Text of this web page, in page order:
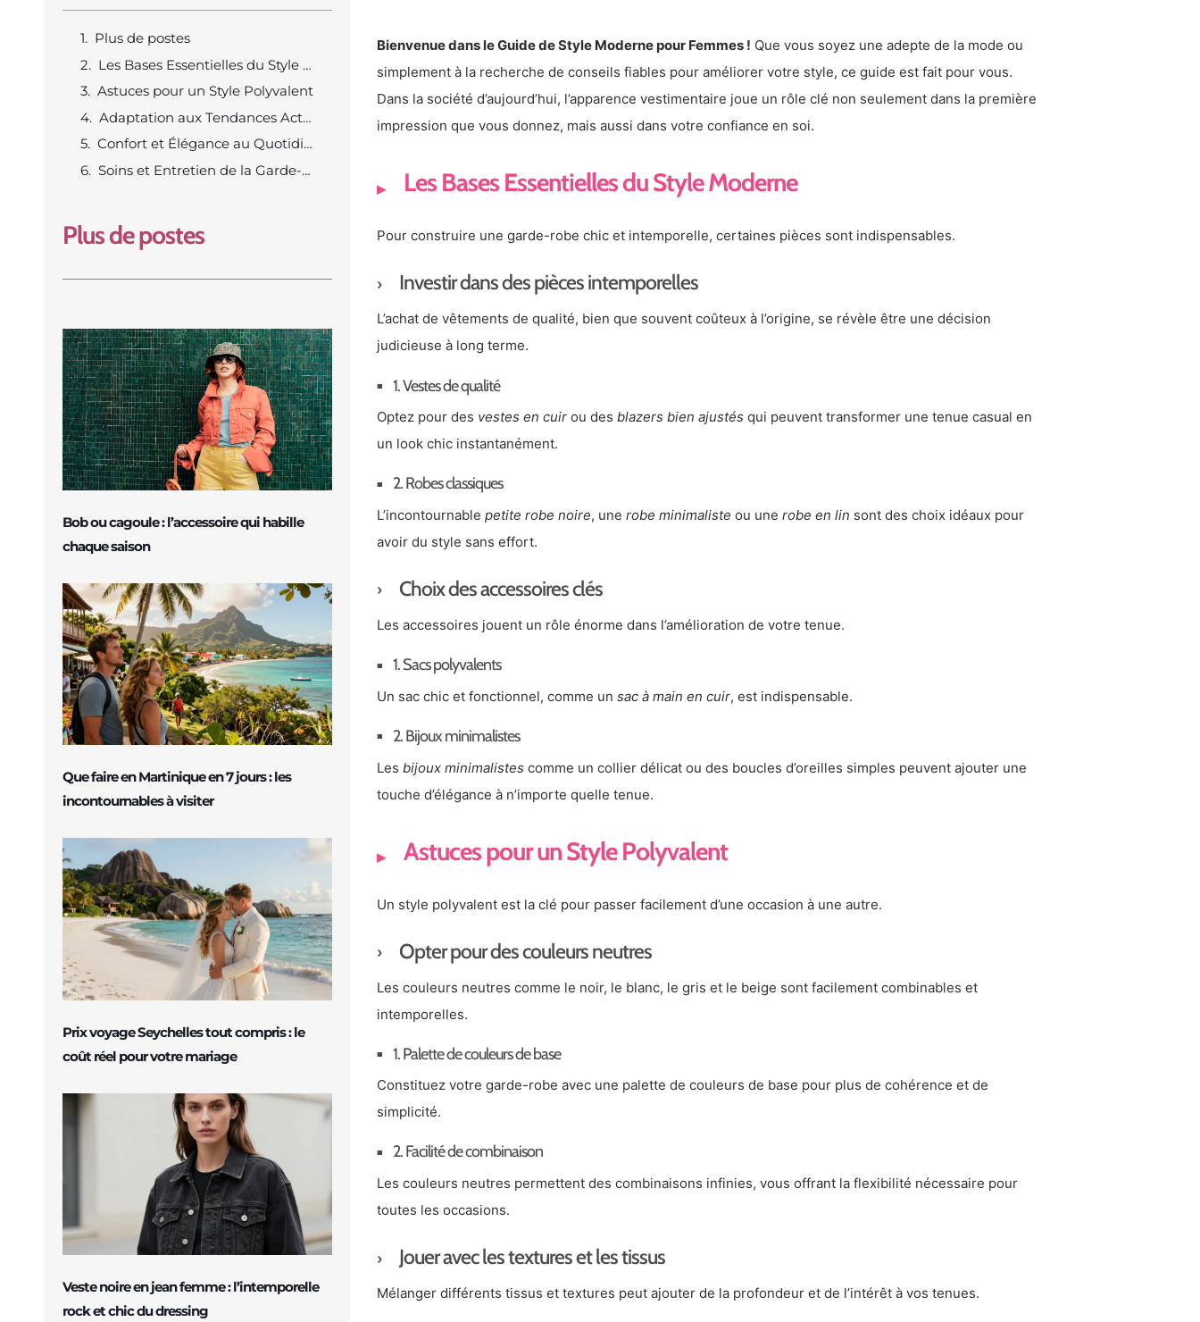
Plus de postes
Les Bases Essentielles du Style Moderne
Astuces pour un Style Polyvalent
Adaptation aux Tendances Actuelles
Confort et Élégance au Quotidien
Soins et Entretien de la Garde-Robe
Plus de postes
Bob ou cagoule : l’accessoire qui habille
chaque saison
Que faire en Martinique en 7 jours : les
incontournables à visiter
Prix voyage Seychelles tout compris : le
coût réel pour votre mariage
Veste noire en jean femme : l’intemporelle
rock et chic du dressing
Bienvenue dans le Guide de Style Moderne pour Femmes ! Que vous soyez une adepte de la mode ou
simplement à la recherche de conseils fiables pour améliorer votre style, ce guide est fait pour vous.
Dans la société d’aujourd’hui, l’apparence vestimentaire joue un rôle clé non seulement dans la première
impression que vous donnez, mais aussi dans votre confiance en soi.
Les Bases Essentielles du Style Moderne
Pour construire une garde-robe chic et intemporelle, certaines pièces sont indispensables.
Investir dans des pièces intemporelles
L’achat de vêtements de qualité, bien que souvent coûteux à l’origine, se révèle être une décision
judicieuse à long terme.
1. Vestes de qualité
Optez pour des vestes en cuir ou des blazers bien ajustés qui peuvent transformer une tenue casual en
un look chic instantanément.
2. Robes classiques
L’incontournable petite robe noire, une robe minimaliste ou une robe en lin sont des choix idéaux pour
avoir du style sans effort.
Choix des accessoires clés
Les accessoires jouent un rôle énorme dans l’amélioration de votre tenue.
1. Sacs polyvalents
Un sac chic et fonctionnel, comme un sac à main en cuir, est indispensable.
2. Bijoux minimalistes
Les bijoux minimalistes comme un collier délicat ou des boucles d’oreilles simples peuvent ajouter une
touche d’élégance à n’importe quelle tenue.
Astuces pour un Style Polyvalent
Un style polyvalent est la clé pour passer facilement d’une occasion à une autre.
Opter pour des couleurs neutres
Les couleurs neutres comme le noir, le blanc, le gris et le beige sont facilement combinables et
intemporelles.
1. Palette de couleurs de base
Constituez votre garde-robe avec une palette de couleurs de base pour plus de cohérence et de
simplicité.
2. Facilité de combinaison
Les couleurs neutres permettent des combinaisons infinies, vous offrant la flexibilité nécessaire pour
toutes les occasions.
Jouer avec les textures et les tissus
Mélanger différents tissus et textures peut ajouter de la profondeur et de l’intérêt à vos tenues.